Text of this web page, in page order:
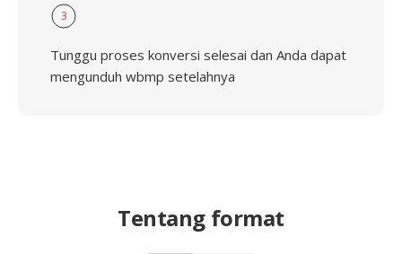
3
Tunggu proses konversi selesai dan Anda dapat
mengunduh wbmp setelahnya
Tentang format